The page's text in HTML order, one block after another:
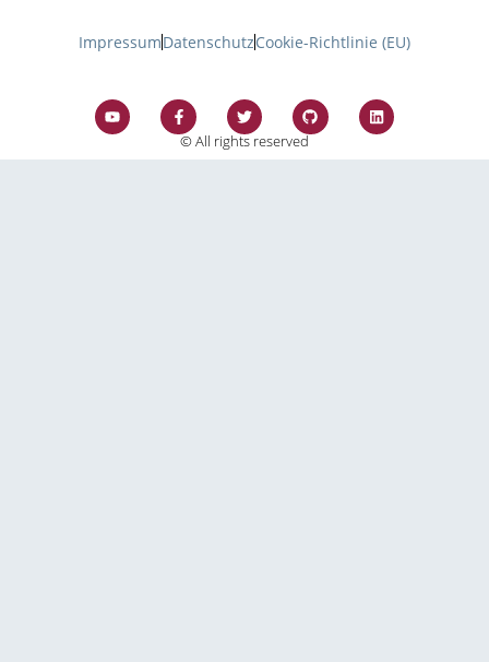
ImpressumDatenschutzCookie-Richtlinie (EU)
© All rights reserved